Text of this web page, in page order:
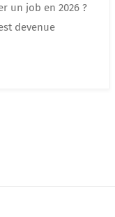
un job en 2026 ?
devenue